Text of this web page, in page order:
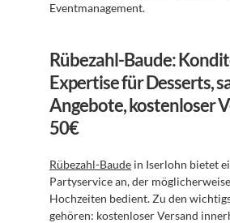
Eventmanagement.
Rübezahl-Baude:
Expertise für Desserts,
Angebote, kostenloser
50€
Rübezahl-Baude in Iserlohn bietet
Partyservice an, der
Hochzeiten bedient. Zu den
gehören: kostenloser Versand